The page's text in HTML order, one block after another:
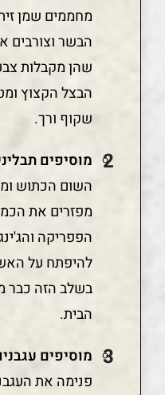
מחממים שמן
הבשר וצורבים
שהן מקבלות
הבצל הקצוץ
שקוף ורך.
מוסיפים
השום הכתוש
מפזרים את
הפפריקה
להיפתח על
בשלב הזה כבר
הבית.
מוסיפים
פנימה את